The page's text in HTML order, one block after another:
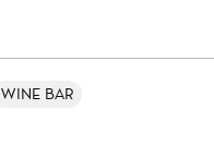
WINE BAR